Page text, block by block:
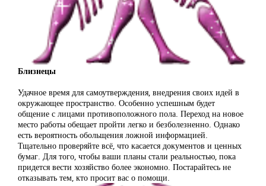
Близнецы
Удачное время для самоутверждения, внедрения своих идей в
окружающее пространство. Особенно успешным будет
общение с лицами противоположного пола. Переход на новое
место работы обещает пройти легко и безболезненно. Однако
есть вероятность обольщения ложной информацией.
Тщательно проверяйте всё, что касается документов и ценных
бумаг. Для того, чтобы ваши планы стали реальностью, пока
придется вести хозяйство более экономно. Постарайтесь не
отказывать тем, кто просит вас о помощи.